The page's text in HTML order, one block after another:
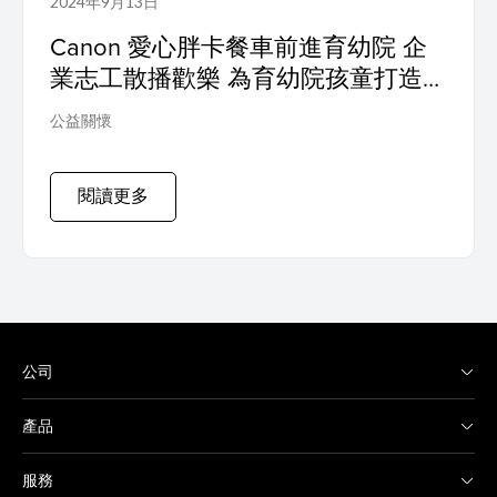
Canon 愛心胖卡餐車前進育幼院 企
業志工散播歡樂 為育幼院孩童打造難
忘夏日回憶
公益關懷
閱讀更多
公司
產品
服務